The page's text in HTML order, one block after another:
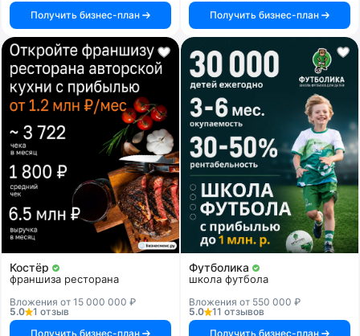
Получить бизнес-план
Получить бизнес-план
Костёр
франшиза ресторана
Вложения от 15 000 000 ₽
5.0
1 отзыв
Получить бизнес-план
Футболика
школа футбола
Вложения от 550 000 ₽
5.0
11 отзывов
Получить бизнес-план